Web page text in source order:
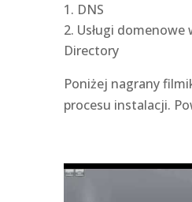
DNS
Usługi domenowe
Directory
Poniżej nagrany
procesu instalacji.